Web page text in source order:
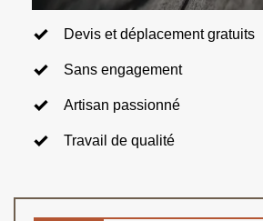
Devis et déplacement gratuits
Sans engagement
Artisan passionné
Travail de qualité